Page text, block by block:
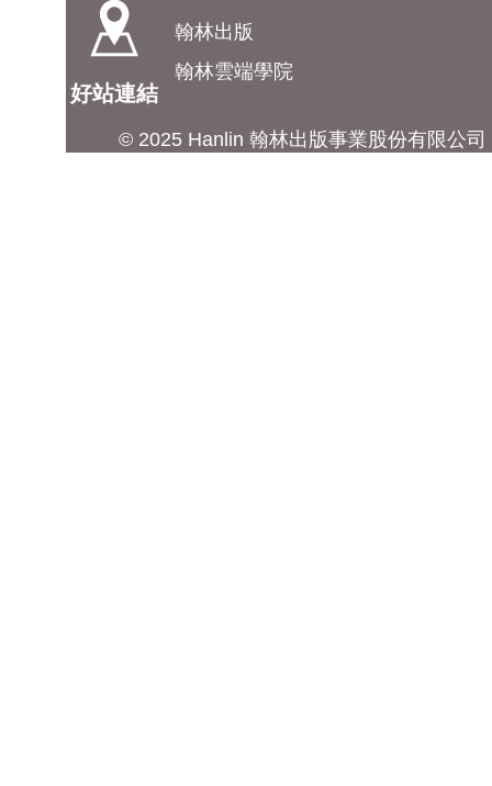
好站連結
翰林出版
翰林雲端學院
© 2025 Hanlin 翰林出版事業股份有限公司